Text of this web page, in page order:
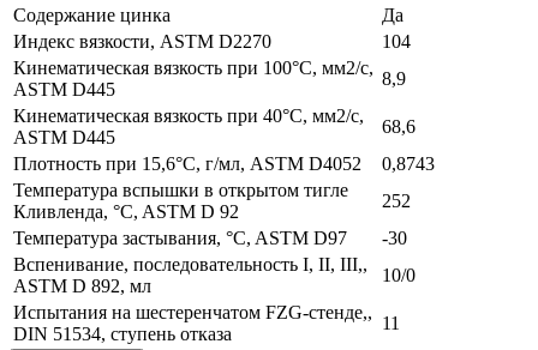
Содержание цинка
Да
Индекс вязкости, ASTM D2270
104
Кинематическая вязкость при 100°C, мм2/с,
ASTM D445
8,9
Кинематическая вязкость при 40°C, мм2/с,
ASTM D445
68,6
Плотность при 15,6°C, г/мл, ASTM D4052
0,8743
Температура вспышки в открытом тигле
Кливленда, °C, ASTM D 92
252
Температура застывания, °C, ASTM D97
-30
Вспенивание, последовательность I, II, III,,
ASTM D 892, мл
10/0
Испытания на шестеренчатом FZG-стенде,,
DIN 51534, ступень отказа
11